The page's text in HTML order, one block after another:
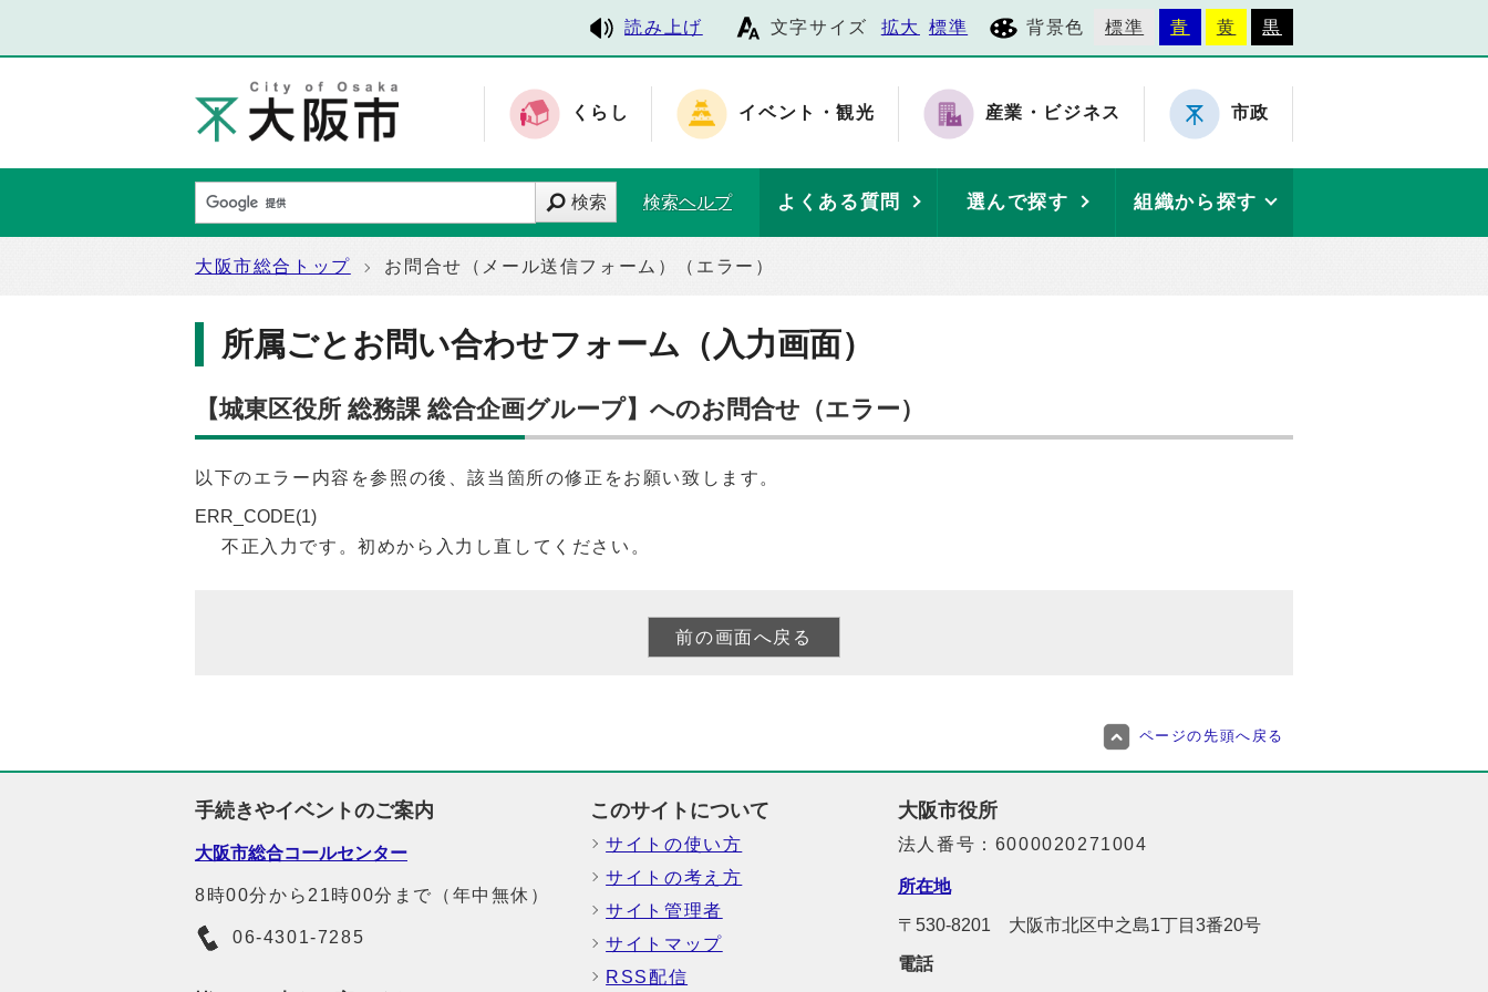
読み上げ 文字サイズ 拡大 標準 背景色 標準 青 黄 黒
くらし イベント・観光 産業・ビジネス 市政
検索 検索ヘルプ よくある質問 選んで探す 組織から探す
大阪市総合トップ お問合せ（メール送信フォーム）（エラー）
所属ごとお問い合わせフォーム（入力画面）
【城東区役所 総務課 総合企画グループ】へのお問合せ（エラー）
以下のエラー内容を参照の後、該当箇所の修正をお願い致します。
ERR_CODE(1)
不正入力です。初めから入力し直してください。
ページの先頭へ戻る
手続きやイベントのご案内
大阪市総合コールセンター
8時00分から21時00分まで（年中無休）
06-4301-7285
このサイトについて
サイトの使い方
サイトの考え方
サイト管理者
サイトマップ
RSS配信
大阪市役所
法人番号：6000020271004
所在地
〒530-8201 大阪市北区中之島1丁目3番20号
電話